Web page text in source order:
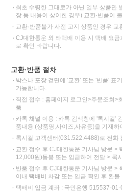
최초 수령한 그대로가 아닌 일부 상품만
장 등 내용이 상이한 경우) 교환·반품이
교환·반품불가 사전 고지 상품인 경우 교
CJ대한통운 외 타택배 이용 시 택배 요
로 확인 바랍니다.
교환·반품 절차
박스나 포장 겉면에 '교환' 또는 '반품' 표
가능합니다.
직접 접수 : 홈페이지 로그인>주문조회>
품
카톡 채널 이용 : 카톡 검색창에 '록시걸'
품내용 (상품명,사이즈,사유등)을 기재하
록시걸 고객센터(031.522.4488)로 전화
교환 접수 후 CJ대한통운 기사님 방문 >
12,000원)동봉 또는 입금하여 전달 > 록
반품 접수 후 CJ대한통운 기사님 방문 >
이내 택배비 차감 또는 입금 확인 후 환불
택배비 입금 계좌 : 국민은행 515537-